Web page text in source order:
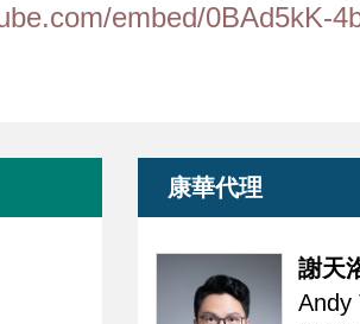
embed/0BAd5kK-
康華代理
謝天
Andy